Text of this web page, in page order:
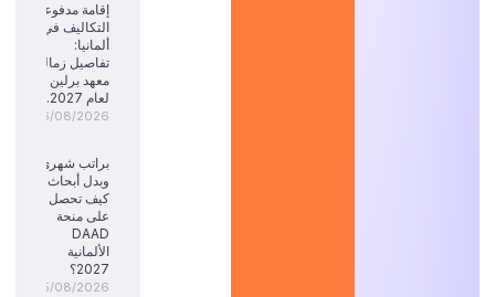
إقامة مدفوعة
التكاليف في
ألمانيا:
تفاصيل زمالة
معهد برلين
لعام 2027.
06/08/2026
براتب شهري
وبدل أبحاث:
كيف تحصل
على منحة
DAAD
الألمانية
2027؟
05/08/2026